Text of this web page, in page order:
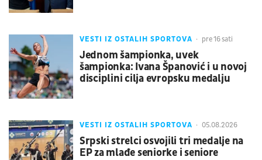
VESTI IZ OSTALIH SPORTOVA pre 16 sati
Jednom šampionka, uvek
šampionka: Ivana Španović i u novoj
disciplini cilja evropsku medalju
VESTI IZ OSTALIH SPORTOVA 05.08.2026
Srpski strelci osvojili tri medalje na
EP za mlađe seniorke i seniore